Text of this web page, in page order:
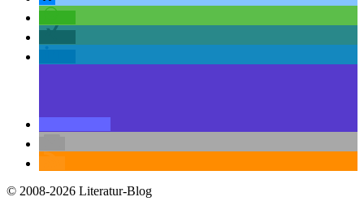
© 2008-2026 Literatur-Blog